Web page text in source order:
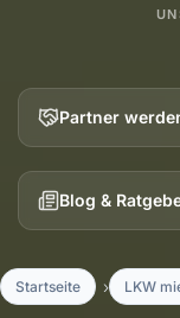
Partner
Blog &
Startseite LKW